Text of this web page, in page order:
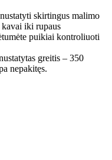
skirtingus malimo
kavai iki rupaus
puikiai kontroliuoti
greitis – 350
nepakitęs.